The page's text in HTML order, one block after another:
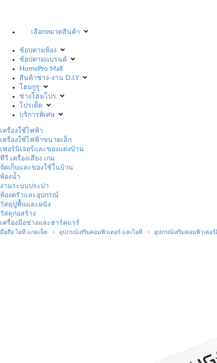
เลือกหมวดสินค้า
ช้อปตามห้อง
ช้อปตามแบรนด์
HomePro Mall
สินค้าช่าง-งาน D.I.Y
โฮมกูรู
ช่างโฮมโปร
โปรเด็ด
บริการพิเศษ
เครื่องใช้ไฟฟ้า
เครื่องใช้ไฟฟ้าขนาดเล็ก
เฟอร์นิเจอร์และของแต่งบ้าน
ทีวี เครื่องเสียง เกม
จัดเก็บและของใช้ในบ้าน
ห้องน้ำ
งานระบบประปา
ห้องครัวและอุปกรณ์
วัสดุปูพื้นและผนัง
วัสดุก่อสร้าง
เครื่องมือช่างและฮาร์ดแวร์
มือถือ ไอที แกดเจ็ต อุปกรณ์เสริมคอมพิวเตอร์ และไอที อุปกรณ์เสริมคอมพิวเตอร์